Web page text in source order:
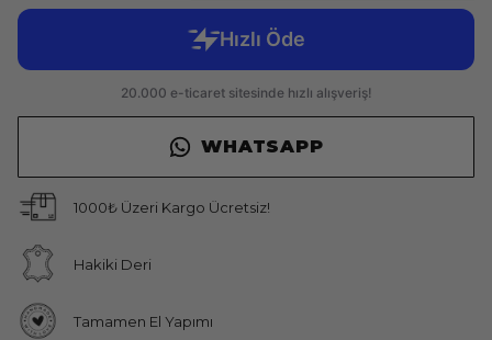
WHATSAPP
1000₺ Üzeri Kargo Ücretsiz!
Hakiki Deri
Tamamen El Yapımı